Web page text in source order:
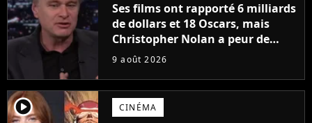
Ses films ont rapporté 6 milliards
de dollars et 18 Oscars, mais
Christopher Nolan a peur de
tourner un genre de films très
9 août 2026
player2 CINÉMA